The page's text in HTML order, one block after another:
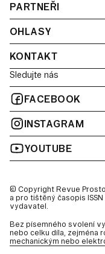
PARTNEŘI
OHLASY
KONTAKT
Sledujte nás
FACEBOOK
INSTAGRAM
YOUTUBE
© Copyright Revue
a pro tištěný časopis
vydavatel.
Bez písemného svolení
nebo celku díla, zejména
mechanickým nebo